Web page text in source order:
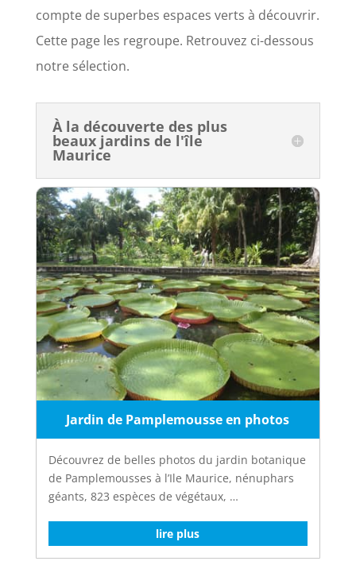
compte de superbes espaces verts à découvrir.
Cette page les regroupe. Retrouvez ci-dessous
notre sélection.
À la découverte des plus
beaux jardins de l'île
Maurice
Jardin de Pamplemousse en photos
Découvrez de belles photos du jardin botanique
de Pamplemousses à l’Ile Maurice, nénuphars
géants, 823 espèces de végétaux, …
lire plus